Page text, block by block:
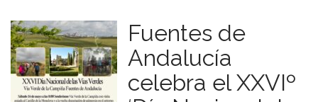
Fuentes de
Andalucía
celebra el XXVIº